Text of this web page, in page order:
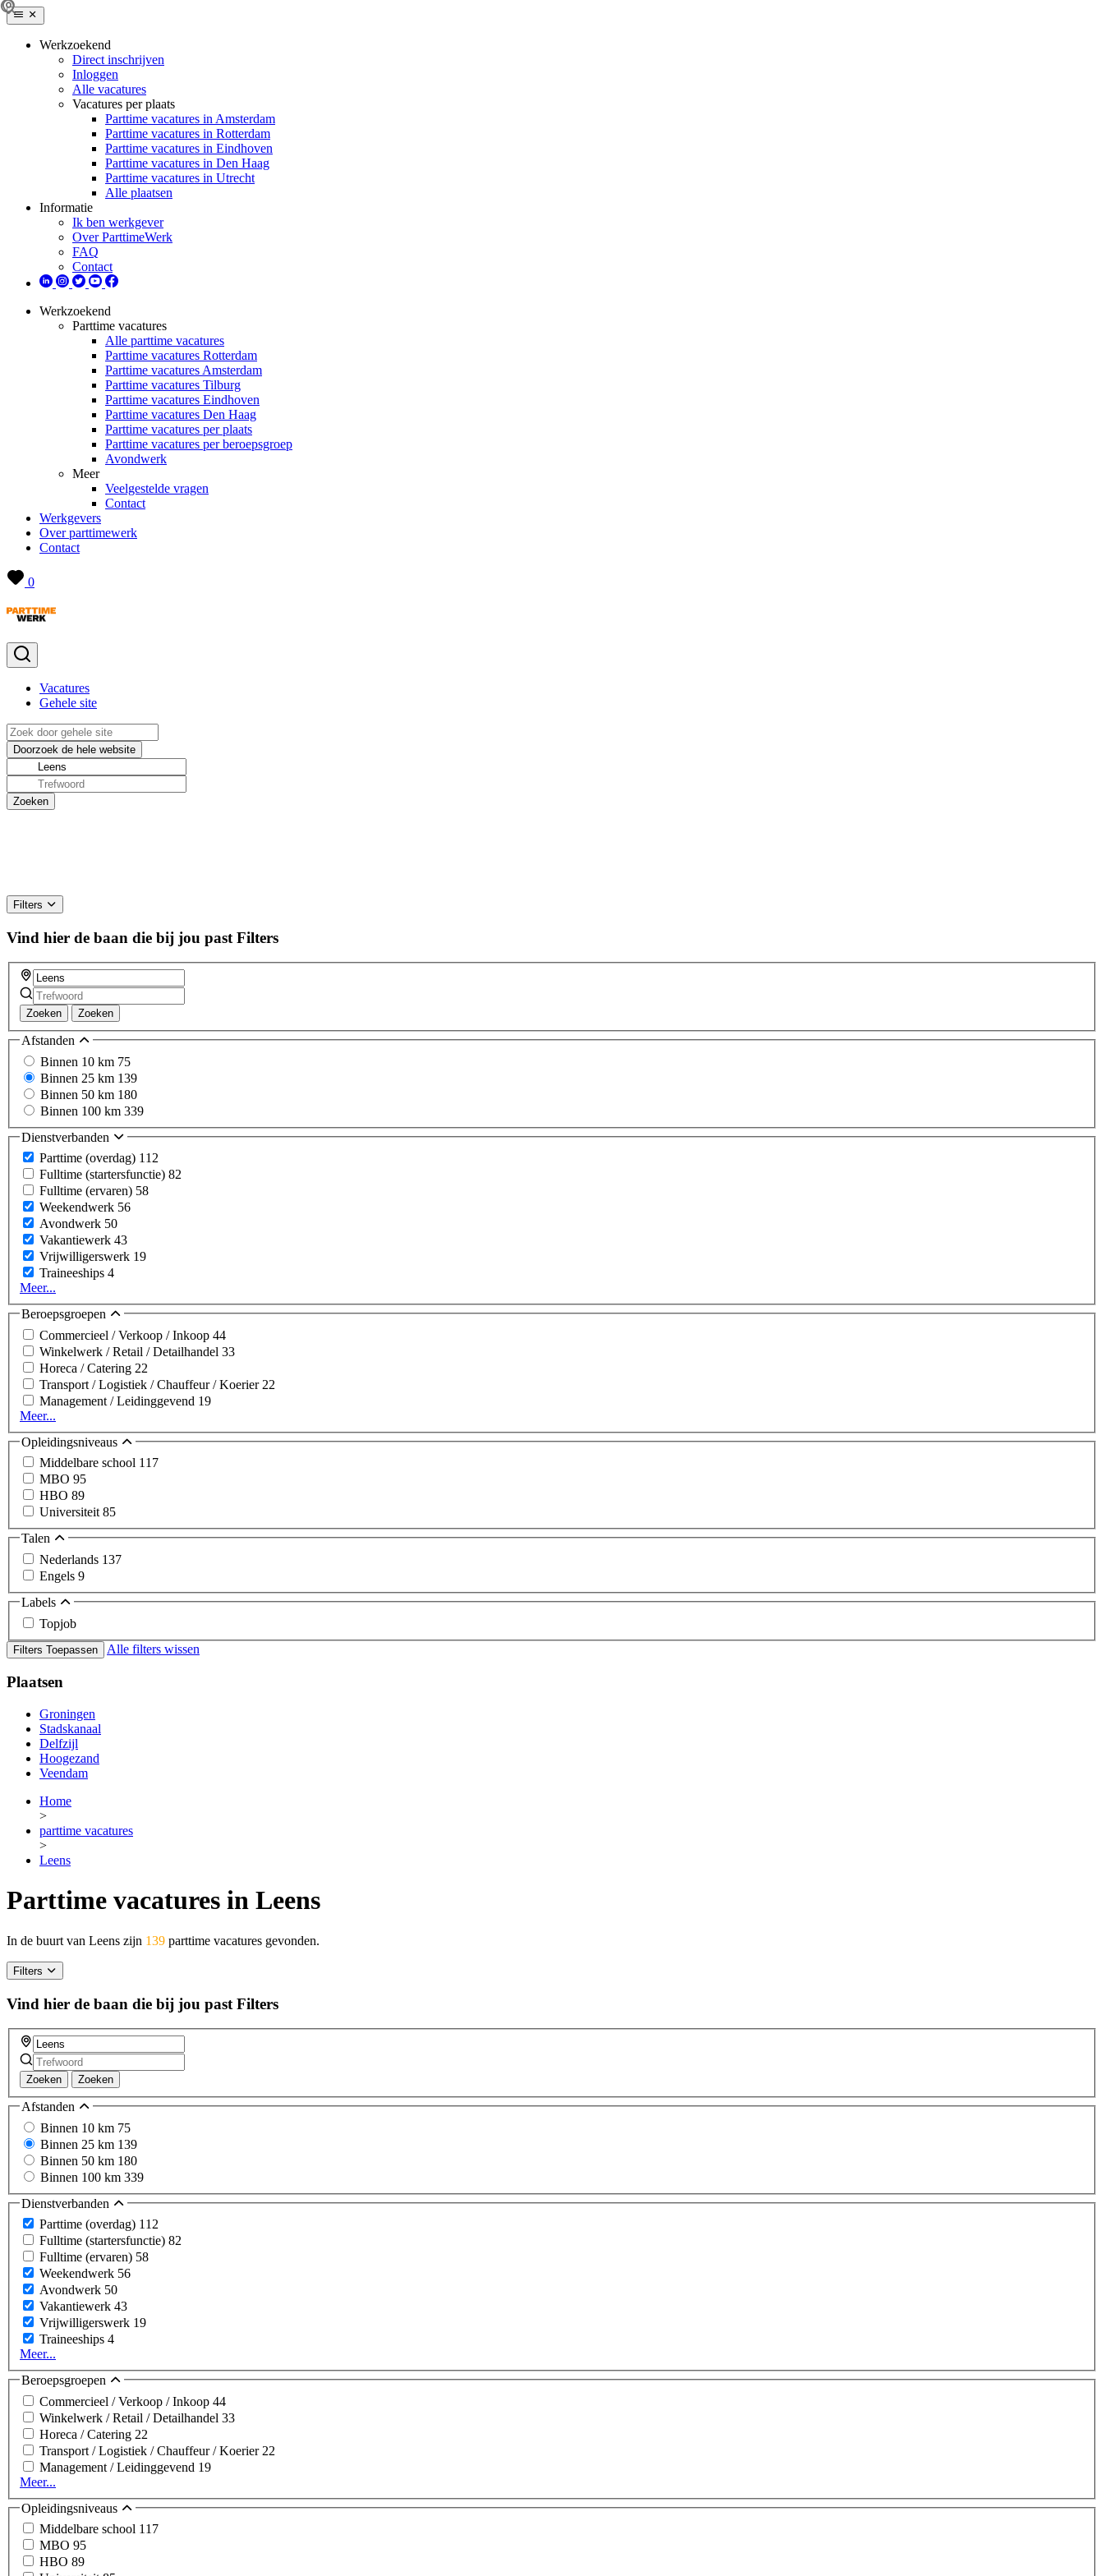
Werkzoekend
Direct inschrijven
Inloggen
Alle vacatures
Vacatures per plaats
Parttime vacatures in Amsterdam
Parttime vacatures in Rotterdam
Parttime vacatures in Eindhoven
Parttime vacatures in Den Haag
Parttime vacatures in Utrecht
Alle plaatsen
Informatie
Ik ben werkgever
Over ParttimeWerk
FAQ
Contact
Werkzoekend
Parttime vacatures
Alle parttime vacatures
Parttime vacatures Rotterdam
Parttime vacatures Amsterdam
Parttime vacatures Tilburg
Parttime vacatures Eindhoven
Parttime vacatures Den Haag
Parttime vacatures per plaats
Parttime vacatures per beroepsgroep
Avondwerk
Meer
Veelgestelde vragen
Contact
Werkgevers
Over parttimewerk
Contact
0
Vacatures
Gehele site
Filters
Vind hier de baan die bij jou past Filters
Zoeken Zoeken
Afstanden
Binnen 10 km 75
Binnen 25 km 139
Binnen 50 km 180
Binnen 100 km 339
Dienstverbanden
Parttime (overdag) 112
Fulltime (startersfunctie) 82
Fulltime (ervaren) 58
Weekendwerk 56
Avondwerk 50
Vakantiewerk 43
Vrijwilligerswerk 19
Traineeships 4
Meer...
Beroepsgroepen
Commercieel / Verkoop / Inkoop 44
Winkelwerk / Retail / Detailhandel 33
Horeca / Catering 22
Transport / Logistiek / Chauffeur / Koerier 22
Management / Leidinggevend 19
Meer...
Opleidingsniveaus
Middelbare school 117
MBO 95
HBO 89
Universiteit85
Talen
Nederlands 137
Engels 9
Labels
Topjob
Filters Toepassen Alle filters wissen
Plaatsen
Groningen
Stadskanaal
Delfzijl
Hoogezand
Veendam
Home
>
parttime vacatures
>
Leens
Parttime vacatures in Leens
In de buurt van Leens zijn 139 parttime vacatures gevonden.
Filters
Vind hier de baan die bij jou past Filters
Zoeken Zoeken
Afstanden
Binnen 10 km 75
Binnen 25 km 139
Binnen 50 km 180
Binnen 100 km 339
Dienstverbanden
Parttime (overdag) 112
Fulltime (startersfunctie) 82
Fulltime (ervaren) 58
Weekendwerk 56
Avondwerk 50
Vakantiewerk 43
Vrijwilligerswerk 19
Traineeships 4
Meer...
Beroepsgroepen
Commercieel / Verkoop / Inkoop 44
Winkelwerk / Retail / Detailhandel 33
Horeca / Catering 22
Transport / Logistiek / Chauffeur / Koerier 22
Management / Leidinggevend 19
Meer...
Opleidingsniveaus
Middelbare school 117
MBO 95
HBO 89